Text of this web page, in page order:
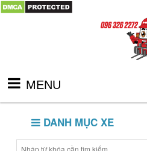
MENU
DANH MỤC XE